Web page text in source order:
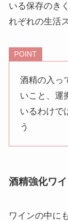
いる保存のき
れぞれの生活
POINT
酒精の入っ
いこと、運
いるわけで
う
酒精強化ワ
ワインの中に